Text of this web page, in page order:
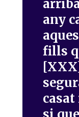
any
fills